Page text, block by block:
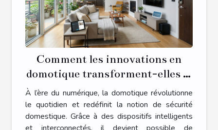
Comment les innovations en
domotique transforment-elles la
sécurité domestique ?
À l’ère du numérique, la domotique révolutionne
le quotidien et redéfinit la notion de sécurité
domestique. Grâce à des dispositifs intelligents